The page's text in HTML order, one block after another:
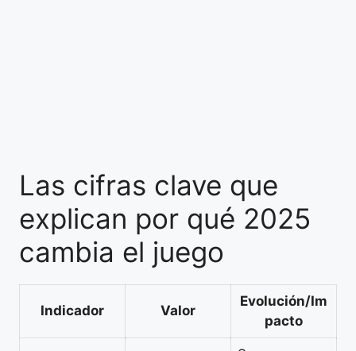
Las cifras clave que
explican por qué 2025
cambia el juego
Indicador Valor
Evolución/Im
pacto